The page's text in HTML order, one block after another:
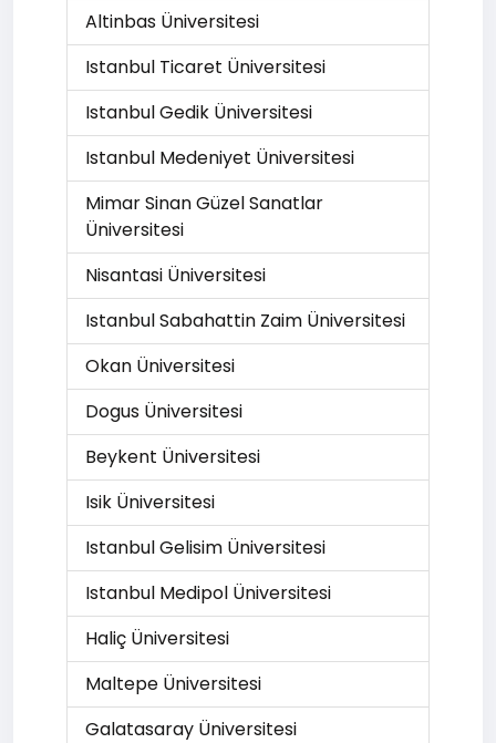
Altinbas Üniversitesi
Istanbul Ticaret Üniversitesi
Istanbul Gedik Üniversitesi
Istanbul Medeniyet Üniversitesi
Mimar Sinan Güzel Sanatlar
Üniversitesi
Nisantasi Üniversitesi
Istanbul Sabahattin Zaim Üniversitesi
Okan Üniversitesi
Dogus Üniversitesi
Beykent Üniversitesi
Isik Üniversitesi
Istanbul Gelisim Üniversitesi
Istanbul Medipol Üniversitesi
Haliç Üniversitesi
Maltepe Üniversitesi
Galatasaray Üniversitesi